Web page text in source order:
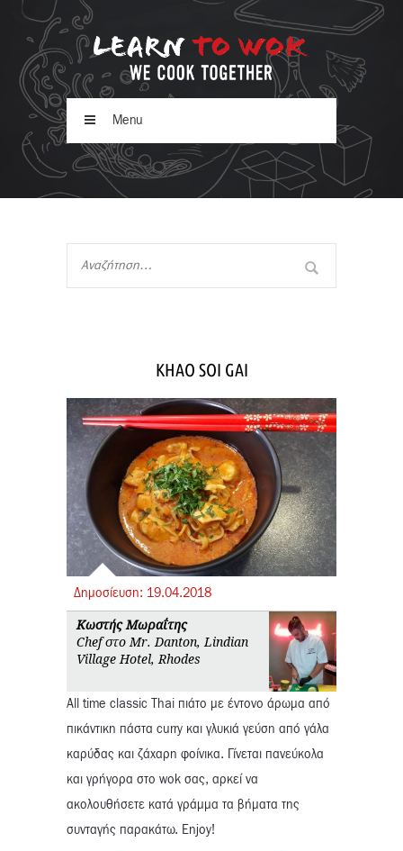
Menu
KHAO SOI GAI
Δημοσίευση: 19.04.2018
Κωστής Μωραΐτης
Chef στο Mr. Danton, Lindian
Village Hotel, Rhodes
All time classic Thai πιάτο με έντονο άρωμα από
πικάντικη πάστα curry και γλυκιά γεύση από γάλα
καρύδας και ζάχαρη φοίνικα. Γίνεται πανεύκολα
και γρήγορα στο wok σας, αρκεί να
ακολουθήσετε κατά γράμμα τα βήματα της
συνταγής παρακάτω. Enjoy!